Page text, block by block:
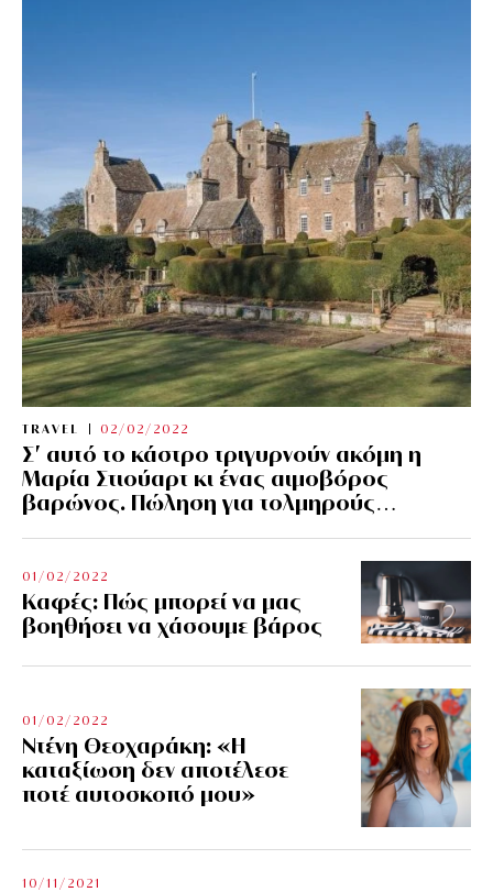
TRAVEL 02/02/2022
Σ’ αυτό το κάστρο τριγυρνούν ακόμη η
Μαρία Στιούαρτ κι ένας αιμοβόρος
βαρώνος. Πώληση για τολμηρούς…
01/02/2022
Kαφές: Πώς μπορεί να μας
βοηθήσει να χάσουμε βάρος
01/02/2022
Ντένη Θεοχαράκη: «Η
καταξίωση δεν αποτέλεσε
ποτέ αυτοσκοπό μου»
10/11/2021